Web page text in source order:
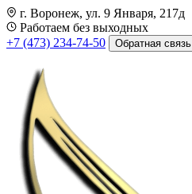
г. Воронеж, ул. 9 Января, 217д
Работаем без выходных
+7 (473) 234-74-50
Обратная связь